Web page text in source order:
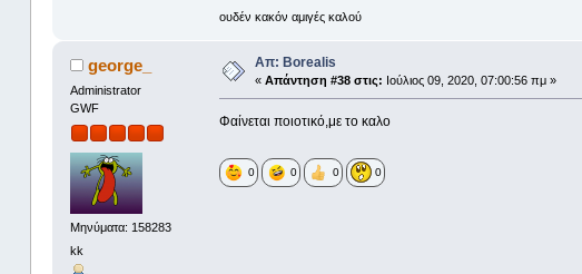
ουδέν κακόν αμιγές καλού
george_
Administrator
GWF
Μηνύματα: 158283
kk
Απ: Borealis
« Απάντηση #38 στις: Ιούλιος 09, 2020, 07:00:56 πμ »
Φαίνεται ποιοτικό,με το καλο
0 0 0 0